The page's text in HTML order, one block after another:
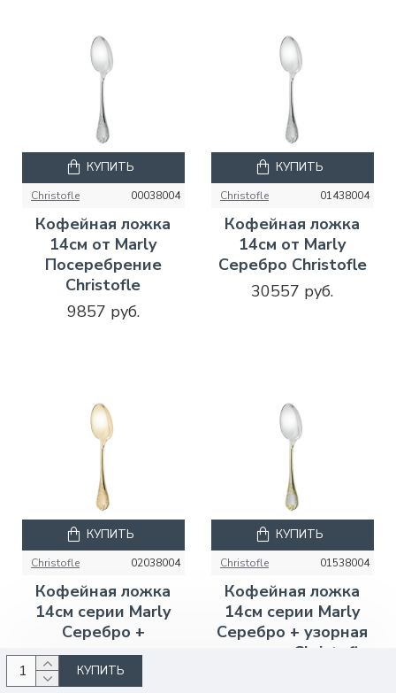
КУПИТЬ
Christofle 00038004
Кофейная ложка
14см от Marly
Посеребрение
Christofle
9857 руб.
КУПИТЬ
Christofle 01438004
Кофейная ложка
14см от Marly
Серебро Christofle
30557 руб.
КУПИТЬ
Christofle 02038004
Кофейная ложка
14см серии Marly
Серебро +
сплошная позолота
Christofle
КУПИТЬ
Christofle 01538004
Кофейная ложка
14см серии Marly
Серебро + узорная
позолота Christofle
КУПИТЬ